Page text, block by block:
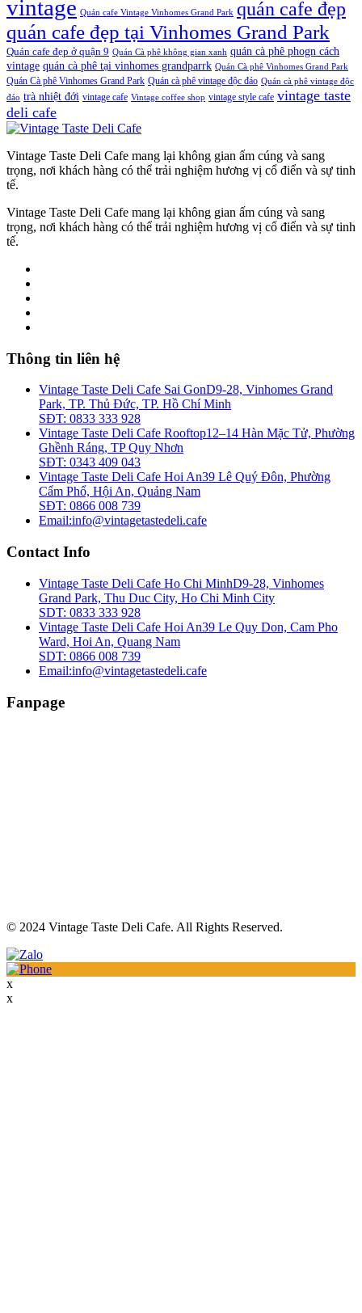
vintage Quán cafe Vintage Vinhomes Grand Park quán cafe đẹp
quán cafe đẹp tại Vinhomes Grand Park
Quán cafe đẹp ở quận 9 Quán Cà phê không gian xanh quán cà phê phogn cách
vintage quán cà phê tại vinhomes grandparrk Quán Cà phê Vinhomes Grand Park
Quán Cà phê Vinhomes Grand Park Quán cà phê vintage độc đáo Quán cà phê vintage độc
đáo trà nhiệt đới vintage cafe Vintage coffee shop vintage style cafe vintage taste
deli cafe
Vintage Taste Deli Cafe mang lại không gian ấm cúng và sang
trọng, nơi khách hàng có thể trải nghiệm hương vị cổ điển và sự tinh
tế.
Vintage Taste Deli Cafe mang lại không gian ấm cúng và sang
trọng, nơi khách hàng có thể trải nghiệm hương vị cổ điển và sự tinh
tế.
Thông tin liên hệ
Vintage Taste Deli Cafe Sai GonD9-28, Vinhomes Grand
Park, TP. Thủ Đức, TP. Hồ Chí Minh
SĐT: 0833 333 928
Vintage Taste Deli Cafe Rooftop12–14 Hàn Mặc Tử, Phường
Ghềnh Ráng, TP Quy Nhơn
SĐT: 0343 409 043
Vintage Taste Deli Cafe Hoi An39 Lê Quý Đôn, Phường
Cẩm Phổ, Hội An, Quảng Nam
SĐT: 0866 008 739
Email:info@vintagetastedeli.cafe
Contact Info
Vintage Taste Deli Cafe Ho Chi MinhD9-28, Vinhomes
Grand Park, Thu Duc City, Ho Chi Minh City
SDT: 0833 333 928
Vintage Taste Deli Cafe Hoi An39 Le Quy Don, Cam Pho
Ward, Hoi An, Quang Nam
SDT: 0866 008 739
Email:info@vintagetastedeli.cafe
Fanpage
© 2024 Vintage Taste Deli Cafe. All Rights Reserved.
x
x